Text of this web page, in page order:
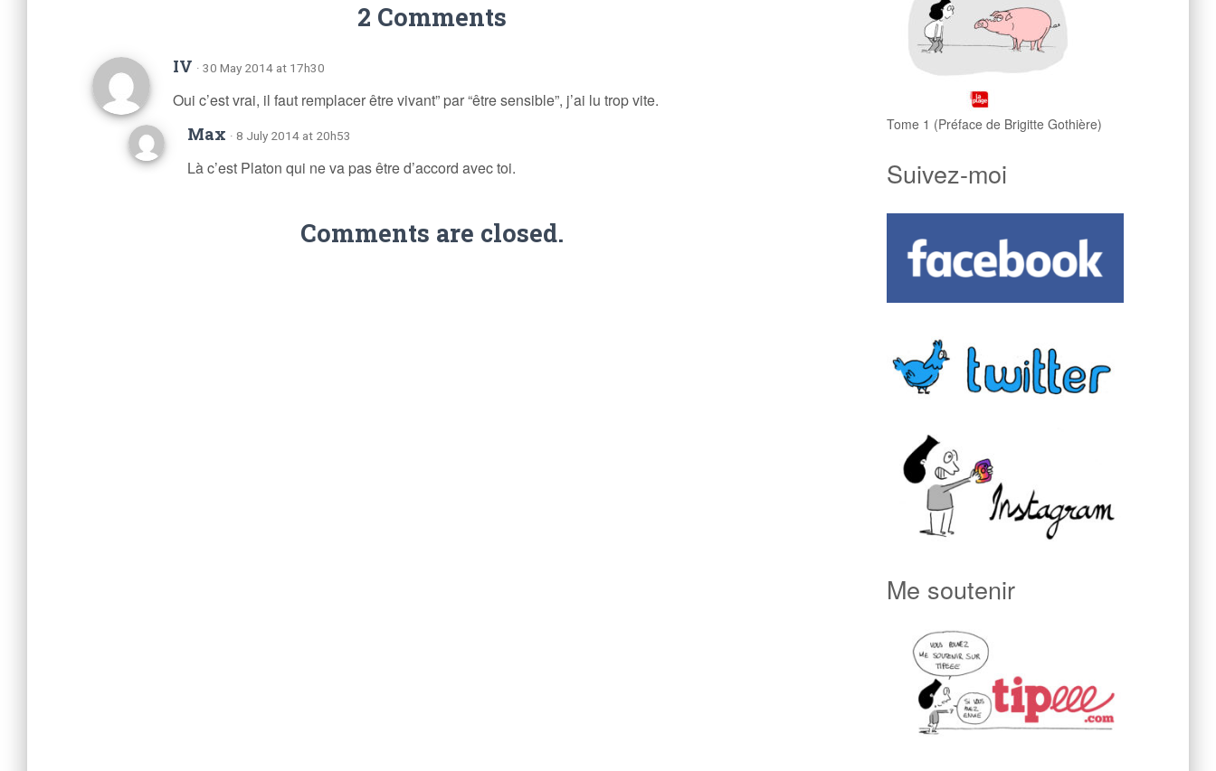
2 Comments
IV · 30 May 2014 at 17h30
Oui c’est vrai, il faut remplacer être vivant” par “être sensible”, j’ai lu trop vite.
Max · 8 July 2014 at 20h53
Là c’est Platon qui ne va pas être d’accord avec toi.
Comments are closed.
Tome 1 (Préface de Brigitte Gothière)
Suivez-moi
Me soutenir